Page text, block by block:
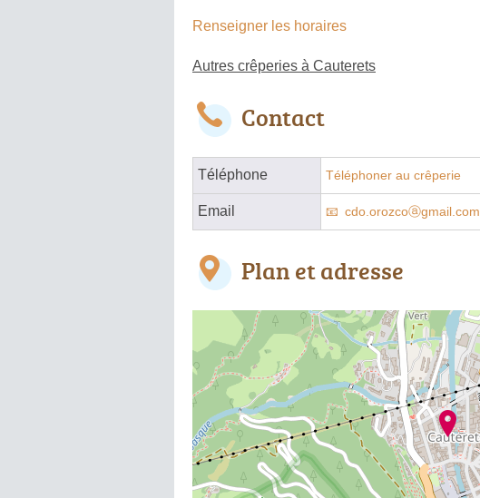
Renseigner les horaires
Autres crêperies à Cauterets
Contact
Téléphone Téléphoner au crêperie
Email cdo.orozcoⓐgmail.com
Plan et adresse